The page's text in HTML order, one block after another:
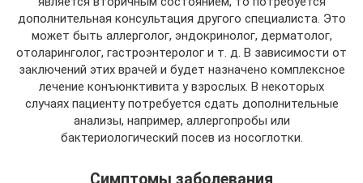
дополнительная консультация другого специалиста. Это
может быть аллерголог, эндокринолог, дерматолог,
отоларинголог, гастроэнтеролог и т. д. В зависимости от
заключений этих врачей и будет назначено комплексное
лечение конъюнктивита у взрослых. В некоторых
случаях пациенту потребуется сдать дополнительные
анализы, например, аллергопробы или
бактериологический посев из носоглотки.
Симптомы заболевания